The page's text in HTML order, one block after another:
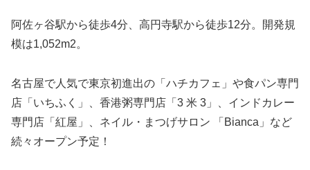
阿佐ヶ谷駅から徒歩4分、高円寺駅から徒歩12分。開発規
模は1,052m2。
名古屋で人気で東京初進出の「ハチカフェ」や食パン専門
店「いちふく」、香港粥専門店「3 米 3」、インドカレー
専門店「紅屋」、ネイル・まつげサロン 「Bianca」など
続々オープン予定！